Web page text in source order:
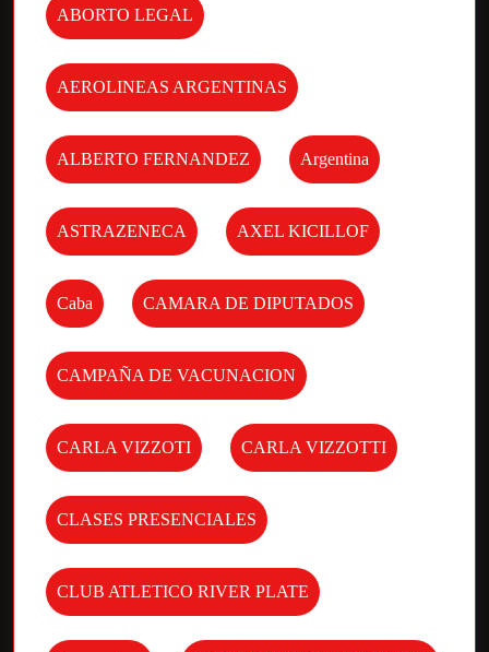
ABORTO LEGAL
AEROLINEAS ARGENTINAS
ALBERTO FERNANDEZ Argentina
ASTRAZENECA AXEL KICILLOF
Caba CAMARA DE DIPUTADOS
CAMPAÑA DE VACUNACION
CARLA VIZZOTI CARLA VIZZOTTI
CLASES PRESENCIALES
CLUB ATLETICO RIVER PLATE